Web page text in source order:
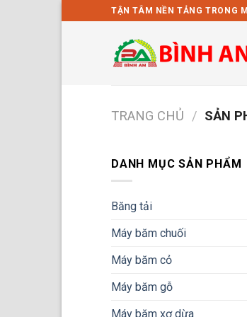
qua
TẬN TÂM NỀN TẢNG TRONG
TRANG CHỦ / SẢN
DANH MỤC SẢN PHẨM
Băng tải
Máy băm chuối
Máy băm cỏ
Máy băm gỗ
Máy băm xơ dừa